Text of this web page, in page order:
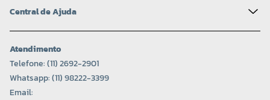
Central de Ajuda
Atendimento
Telefone: (11) 2692-2901
Whatsapp: (11) 98222-3399
Email: